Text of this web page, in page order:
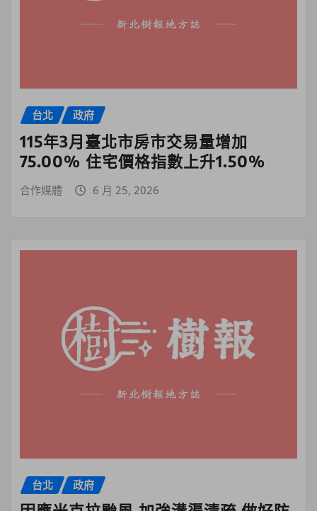
台北 政府
115年3月臺北市房市交易量增加
75.00% 住宅價格指數上升1.50%
合作媒體 6 月 25, 2026
台北 政府